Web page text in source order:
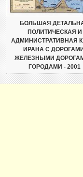
БОЛЬШАЯ
ПОЛИТИЧЕСКАЯ И
АДМИНИСТРАТИВНАЯ
ИРАНА С
ЖЕЛЕЗНЫМИ
ГОРОДАМИ - 2001